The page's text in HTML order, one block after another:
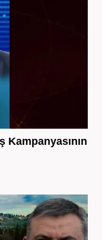
Kampanyasının